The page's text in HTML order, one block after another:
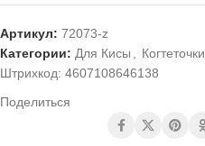
Артикул: 72073-z
Категории: Для Кисы
Когтеточки
Штрихкод: 4607108646138
Поделиться